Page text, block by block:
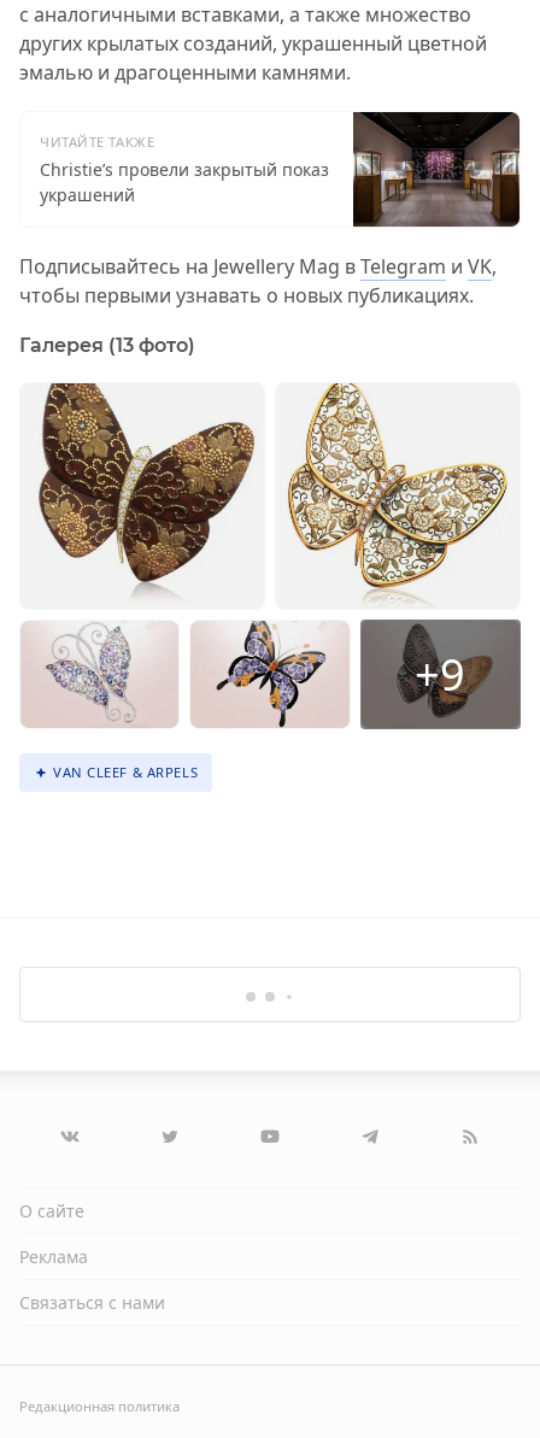
с аналогичными вставками, а также множество
других крылатых созданий, украшенный цветной
эмалью и драгоценными камнями.
ЧИТАЙТЕ ТАКЖЕ
Christie’s провели закрытый показ
украшений
Подписывайтесь на Jewellery Mag вTelegram и VK,
чтобы первыми узнавать о новых публикациях.
Галерея (13 фото)
+9
VAN CLEEF & ARPELS
О сайте
Реклама
Связаться с нами
Редакционная политика